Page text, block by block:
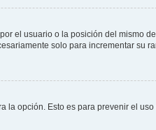
el usuario o la posición del mismo
solo para incrementar su
opción. Esto es para prevenir el